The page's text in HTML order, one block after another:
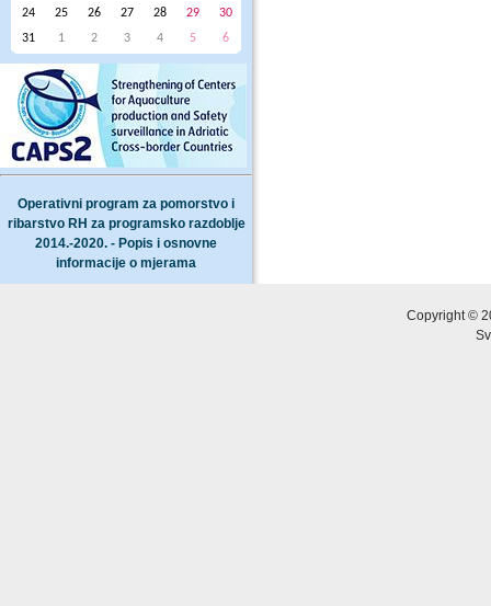
24
25 26 27 28 29
30
31
1 2 3 4 5 6
Operativni program za pomorstvo i
ribarstvo RH za programsko razdoblje
2014.-2020. - Popis i osnovne
informacije o mjerama
Copyright ©